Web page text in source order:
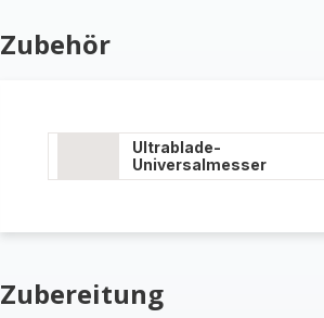
Zubehör
Ultrablade-
Universalmesser
Zubereitung